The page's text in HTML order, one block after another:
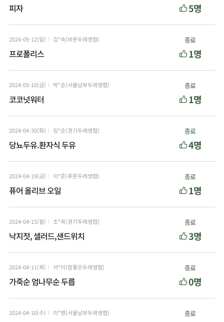
피자 5명
2024-05-12(일) 김*숙(바른두레생협)
프로폴리스
종료
1명
2024-05-10(금) 박*순(서울남부두레생협)
코코넛워터
종료
1명
2024-04-30(화) 임*순(경기두레생협)
당뇨두유.환자식 두유
종료
4명
2024-04-19(금) 이*준(푸른두레생협)
퓨어 올리브 오일
종료
1명
2024-04-15(월) 조*옥(경기두레생협)
낙지젓, 샐러드,샌드위치
종료
3명
2024-04-11(목) 서*이(참좋은두레생협)
가죽순 엄나무순 두릅
종료
0명
2024-04-10(수) 이*영(서울남부두레생협) 종료